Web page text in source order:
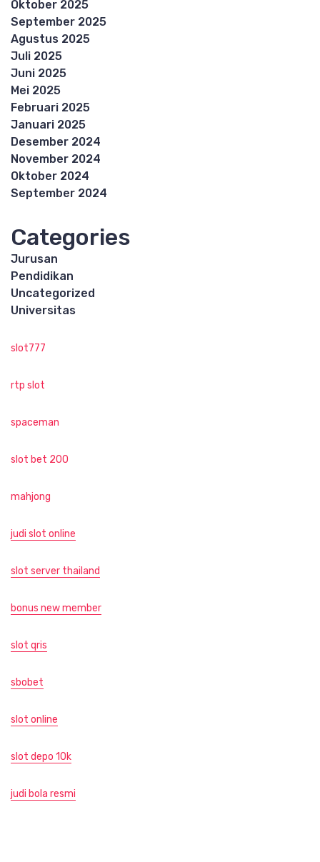
Oktober 2025
September 2025
Agustus 2025
Juli 2025
Juni 2025
Mei 2025
Februari 2025
Januari 2025
Desember 2024
November 2024
Oktober 2024
September 2024
Categories
Jurusan
Pendidikan
Uncategorized
Universitas
slot777
rtp slot
spaceman
slot bet 200
mahjong
judi slot online
slot server thailand
bonus new member
slot qris
sbobet
slot online
slot depo 10k
judi bola resmi